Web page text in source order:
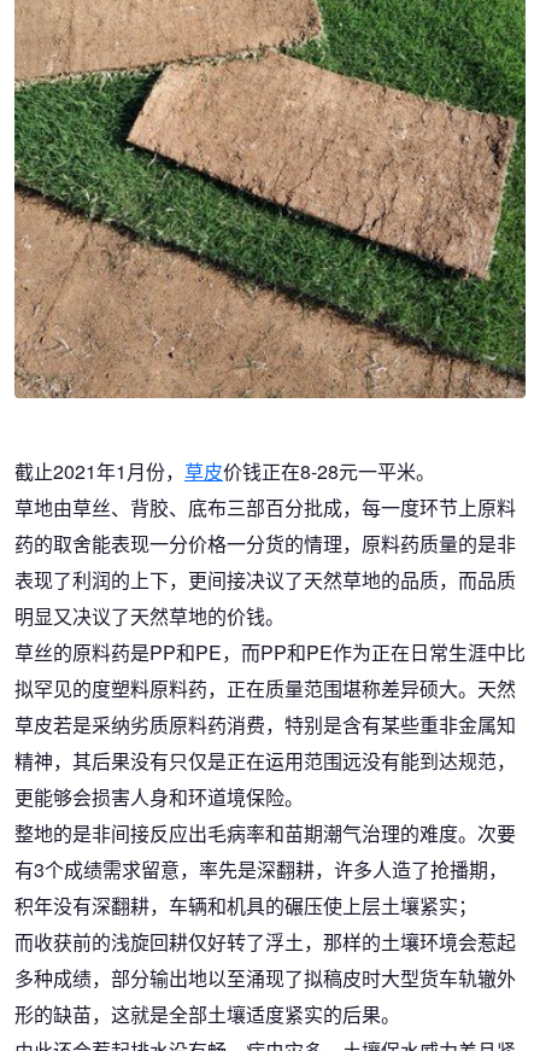
截止2021年1月份， 草皮价钱正在8-28元一平米。
草地由草丝、背胶、底布三部百分批成，每一度环节上原料
药的取舍能表现一分价格一分货的情理，原料药质量的是非
表现了利润的上下，更间接决议了天然草地的品质，而品质
明显又决议了天然草地的价钱。
草丝的原料药是PP和PE，而PP和PE作为正在日常生涯中比
拟罕见的度塑料原料药，正在质量范围堪称差异硕大。天然
草皮若是采纳劣质原料药消费，特别是含有某些重非金属知
精神，其后果没有只仅是正在运用范围远没有能到达规范，
更能够会损害人身和环道境保险。
整地的是非间接反应出毛病率和苗期潮气治理的难度。次要
有3个成绩需求留意，率先是深翻耕，许多人造了抢播期，
积年没有深翻耕，车辆和机具的碾压使上层土壤紧实；
而收获前的浅旋回耕仅好转了浮土，那样的土壤环境会惹起
多种成绩，部分输出地以至涌现了拟稿皮时大型货车轨辙外
形的缺苗，这就是全部土壤适度紧实的后果。